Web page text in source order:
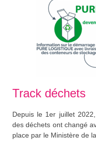
Track déchets
Depuis le 1er juillet
des déchets ont changé
place par le Ministère de